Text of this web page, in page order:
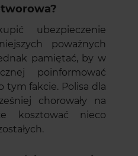
ubezpieczenie
poważnych
pamiętać, by w
poinformować
tym fakcie. Polisa dla
chorowały na
kosztować nieco